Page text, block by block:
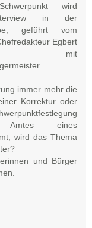
wird
in der
geführt vom
Egbert
mit
immer mehr die
Korrektur oder
eines
wird das Thema
und Bürger